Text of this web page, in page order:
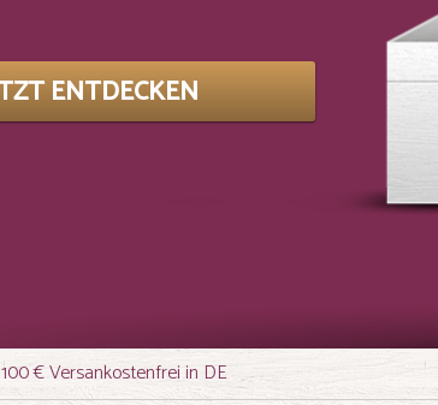
ENTDECKEN
€ Versankostenfrei in DE